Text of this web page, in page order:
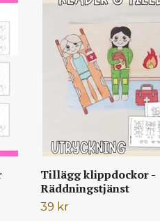
Tillägg klippdockor -
Räddningstjänst
39 kr